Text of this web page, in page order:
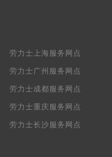
劳力士上海服务网点
劳力士广州服务网点
劳力士成都服务网点
劳力士重庆服务网点
劳力士长沙服务网点